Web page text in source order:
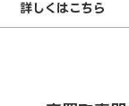
詳しくはこちら